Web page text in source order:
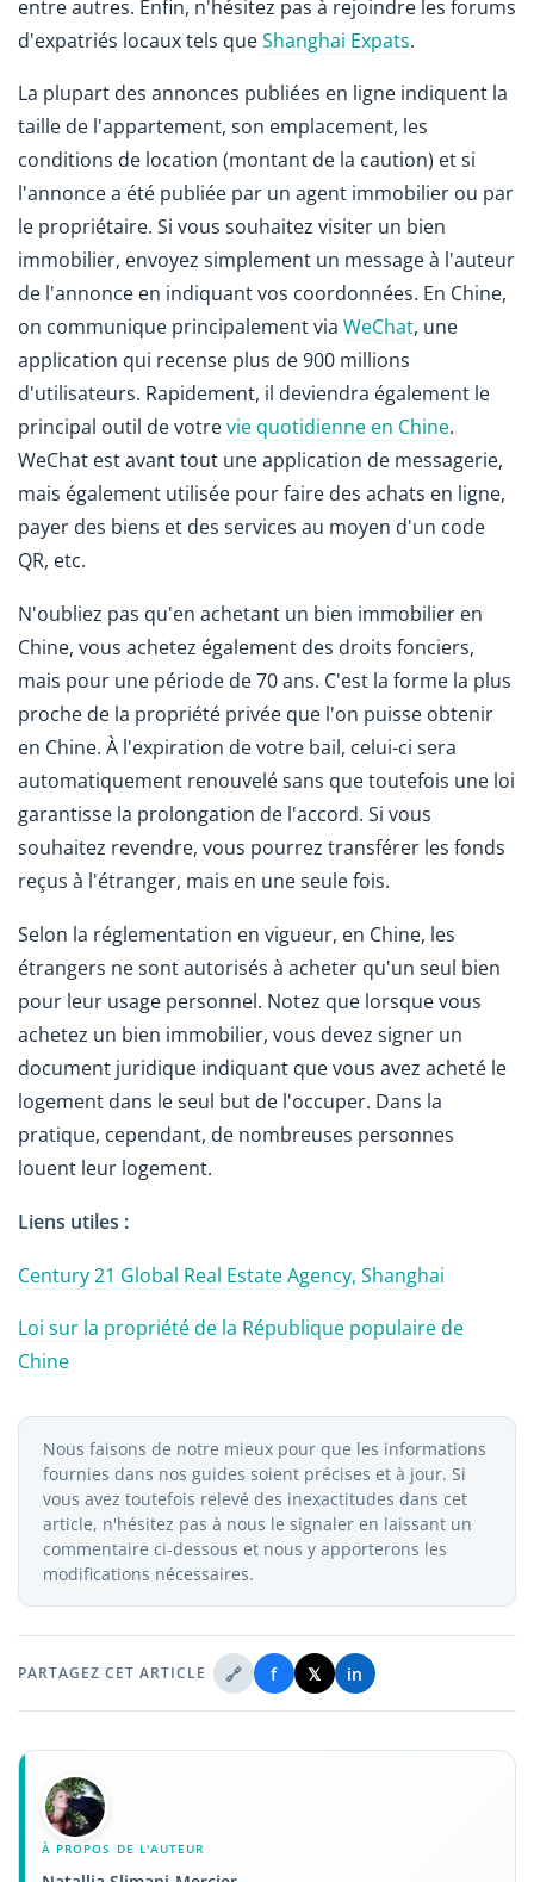
entre autres. Enfin, n'hésitez pas à rejoindre les forums
d'expatriés locaux tels queShanghai Expats.
La plupart des annonces publiées en ligne indiquent la
taille de l'appartement, son emplacement, les
conditions de location (montant de la caution) et si
l'annonce a été publiée par un agent immobilier ou par
le propriétaire. Si vous souhaitez visiter un bien
immobilier, envoyez simplement un message à l'auteur
de l'annonce en indiquant vos coordonnées. En Chine,
on communique principalement via WeChat, une
application qui recense plus de 900 millions
d'utilisateurs. Rapidement, il deviendra également le
principal outil de votrevie quotidienne en Chine.
WeChat est avant tout une application de messagerie,
mais également utilisée pour faire des achats en ligne,
payer des biens et des services au moyen d'un code
QR, etc.
N'oubliez pas qu'en achetant un bien immobilier en
Chine, vous achetez également des droits fonciers,
mais pour une période de 70 ans. C'est la forme la plus
proche de la propriété privée que l'on puisse obtenir
en Chine. À l'expiration de votre bail, celui-ci sera
automatiquement renouvelé sans que toutefois une loi
garantisse la prolongation de l'accord. Si vous
souhaitez revendre, vous pourrez transférer les fonds
reçus à l'étranger, mais en une seule fois.
Selon la réglementation en vigueur, en Chine, les
étrangers ne sont autorisés à acheter qu'un seul bien
pour leur usage personnel. Notez que lorsque vous
achetez un bien immobilier, vous devez signer un
document juridique indiquant que vous avez acheté le
logement dans le seul but de l'occuper. Dans la
pratique, cependant, de nombreuses personnes
louent leur logement.
Liens utiles :
Century 21 Global Real Estate Agency, Shanghai
Loi sur la propriété de la République populaire de
Chine
Nous faisons de notre mieux pour que les informations
fournies dans nos guides soient précises et à jour. Si
vous avez toutefois relevé des inexactitudes dans cet
article, n'hésitez pas à nous le signaler en laissant un
commentaire ci-dessous et nous y apporterons les
modifications nécessaires.
PARTAGEZ CET ARTICLE 🔗 f 𝕏 in
À PROPOS DE L'AUTEUR